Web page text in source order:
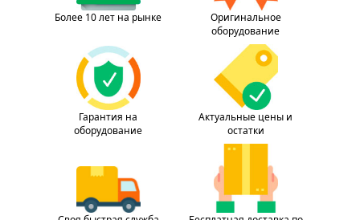
Более 10 лет на рынке
Оригинальное
оборудование
Гарантия на
оборудование
Актуальные цены и
остатки